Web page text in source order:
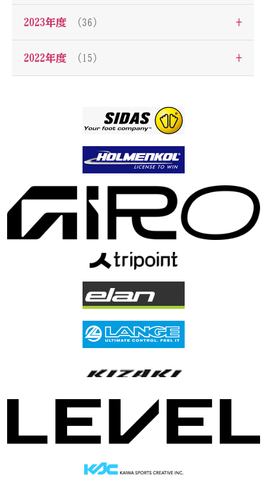
2023年度 （36） +
2022年度 （15） +